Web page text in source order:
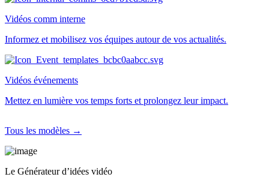
Vidéos comm interne
Informez et mobilisez vos équipes autour de vos actualités.
Vidéos événements
Mettez en lumière vos temps forts et prolongez leur impact.
Tous les modèles →
Le Générateur d’idées vidéo